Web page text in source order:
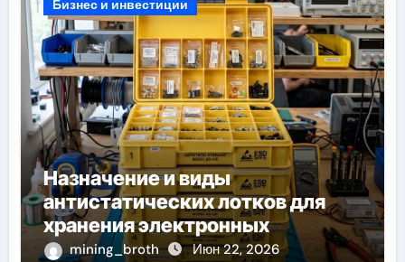
Бизнес и инвестиции
Назначение и виды
антистатических лотков для
хранения электронных
компонентов
mining_broth Июн 22, 2026